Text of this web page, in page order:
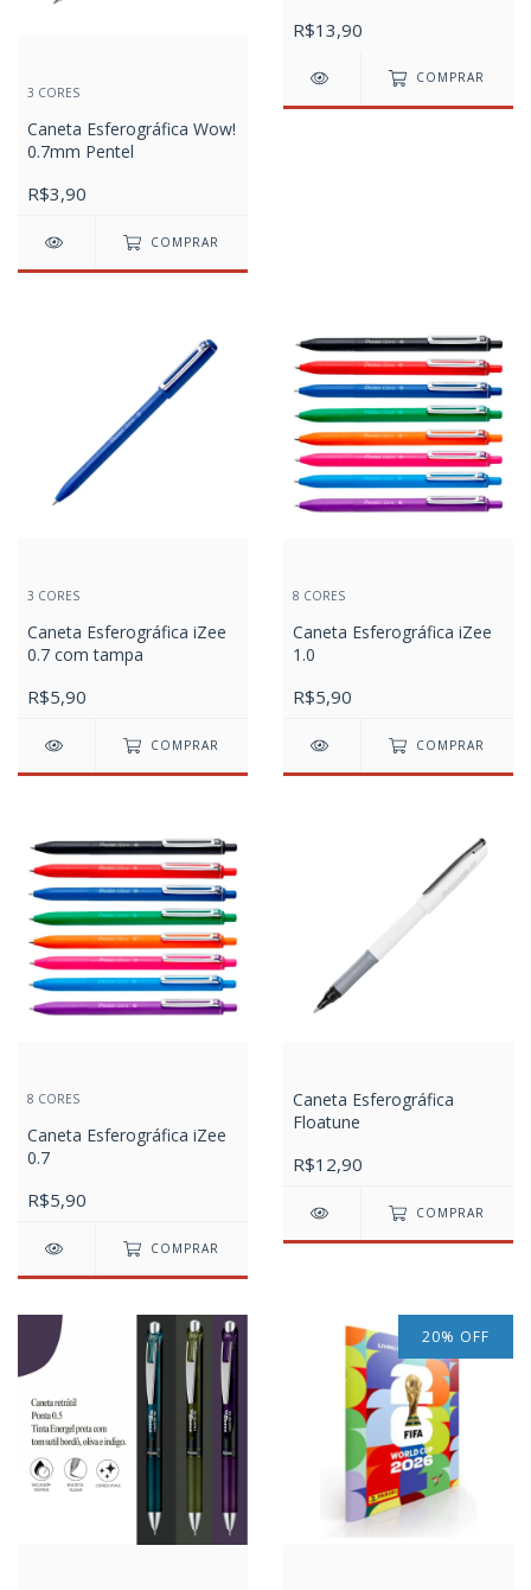
3 CORES
Caneta Esferográfica Wow!
0.7mm Pentel
R$3,90
COMPRAR
R$13,90
COMPRAR
3 CORES
Caneta Esferográfica iZee
0.7 com tampa
R$5,90
COMPRAR
8 CORES
Caneta Esferográfica iZee
1.0
R$5,90
COMPRAR
8 CORES
Caneta Esferográfica iZee
0.7
R$5,90
COMPRAR
Caneta Esferográfica
Floatune
R$12,90
COMPRAR
20% OFF